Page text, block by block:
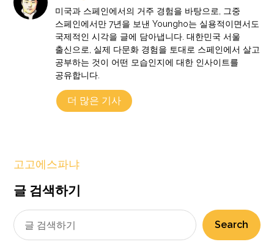
미국과 스페인에서의 거주 경험을 바탕으로, 그중
스페인에서만 7년을 보낸 Youngho는 실용적이면서도
국제적인 시각을 글에 담아냅니다. 대한민국 서울
출신으로, 실제 다문화 경험을 토대로 스페인에서 살고
공부하는 것이 어떤 모습인지에 대한 인사이트를
공유합니다.
더 많은 기사
고고에스파냐
글 검색하기
Search